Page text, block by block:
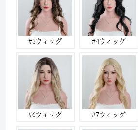
#3ウィッグ #4ウィッグ
#6ウィッグ #7ウィッグ